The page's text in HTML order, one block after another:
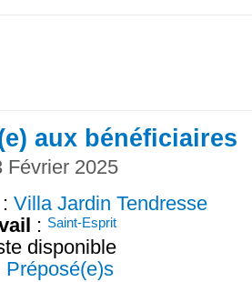
aux bénéficiaires
Février 2025
: Villa Jardin Tendresse
: Saint-Esprit
disponible
Préposé(e)s